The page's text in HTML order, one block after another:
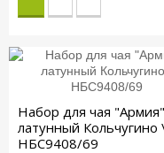
Набор для чая "Армия"
латунный Кольчугино
НБС9408/69